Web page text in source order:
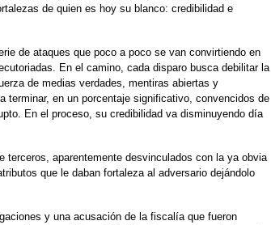
de quien es hoy su blanco: credibilidad e
de ataques que poco a poco se van convirtiendo en
En el camino, cada disparo busca debilitar la
de medias verdades, mentiras abiertas y
terminar, en un porcentaje significativo, convencidos de
En el proceso, su credibilidad va disminuyendo día
terceros, aparentemente desvinculados con la ya obvia
que le daban fortaleza al adversario dejándolo
y una acusación de la fiscalía que fueron